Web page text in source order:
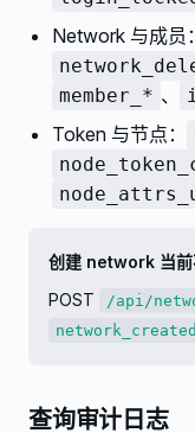
Network 与成员：
member_* 、
Token 与节点：
创建 network 当
POST
/api/
network_created
查询审计日志